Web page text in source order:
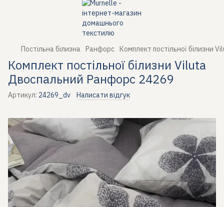
Постільна білизна Ранфорс Комплект постільної білизни
Комплект постільної білизни Viluta
Двоспальний Ранфорс 24269
Артикул: 24269_dv Написати відгук